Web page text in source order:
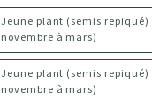
Jeune plant (semis
novembre à mars)
Jeune plant (semis
novembre à mars)